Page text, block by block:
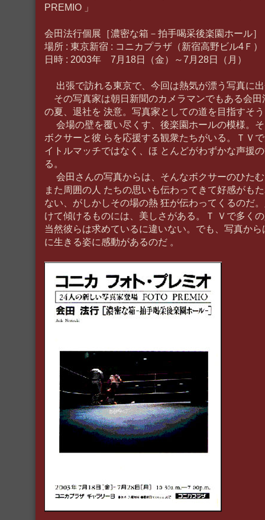
PREMIO 」
会田法行個展［濃密な箱－拍手喝采後楽園ホール］
場所 : 東京新宿 : コニカプラザ（新宿高野ビル4Ｆ）
日時 : 2003年 7月18日（金）～7月28日（月）
出張で訪れる東京で、今回は熱気が漂う写真に
その写真家は朝日新聞のカメラマンでもある会田
の夏、退社を 決意。写真家としての道を目指すそ
会場の壁を覆い尽くす、後楽園ホールの模様。
ボクサーと彼 らを応援する観衆たちがいる。ＴＶ
イトルマッチではなく、ほ とんどがわずかな声援
る。
会田さんの写真からは、そんなボクサーのひた
また周囲の人 たちの思いも伝わってきて好感がも
ない、がしかしその場の熱 狂が伝わってくるのだ
けて傾けるものには、美しさがある。Ｔ Ｖで多く
当然彼らは求めているに違いない。でも、写真か
に生きる姿に感動があるのだ 。